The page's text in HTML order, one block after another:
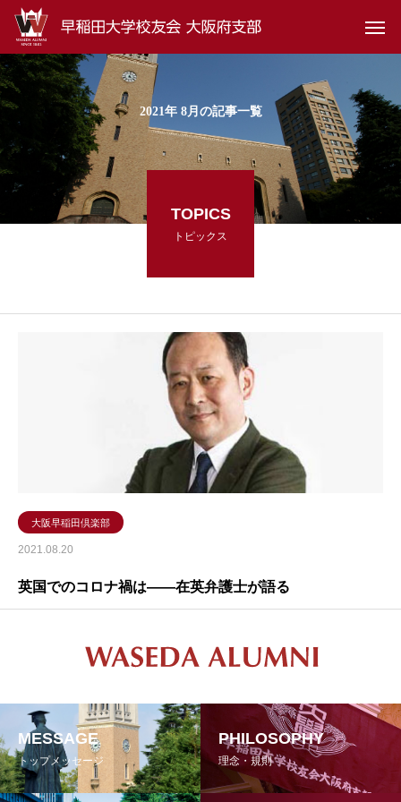
2021年 8月の記事一覧
TOPICS
トピックス
大阪早稲田倶楽部
2021.08.20
英国でのコロナ禍は――在英弁護士が語る
MESSAGE
トップメッセージ
PHILOSOPHY
理念・規則